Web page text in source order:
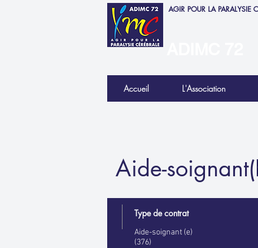
AGIR POUR LA PARALYSIE
Accueil L'Association
Aide-
Type de contrat
Aide-soignant (e)
(376)